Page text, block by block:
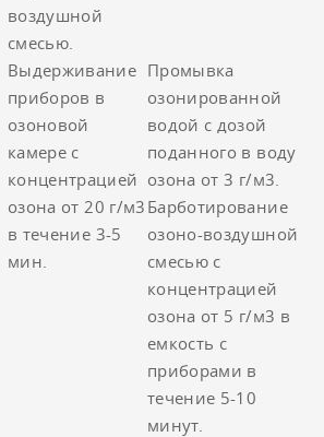
воздушной
смесью.
Выдерживание
приборов в
озоновой
камере с
концентрацией
озона от 20 г/м3
в течение 3-5
мин.
Промывка
озонированной
водой с дозой
поданного в воду
озона от 3 г/м3.
Барботирование
озоно-воздушной
смесью с
концентрацией
озона от 5 г/м3 в
емкость с
приборами в
течение 5-10
минут.